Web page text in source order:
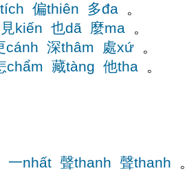
偏thiên 多đa 。
見kiến 也dã 麼ma 。
cánh 深thâm 處xứ 。
chẩm 藏tàng 他tha 。
一nhất 聲thanh 聲thanh 。